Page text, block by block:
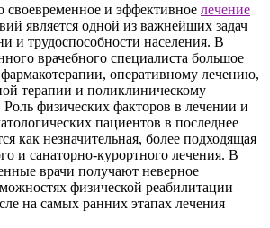
своевременное и эффективное лечение
является одной из важнейших задач
и трудоспособности населения. В
врачебного специалиста большое
оперативному лечению,
терапии и поликлиническому
физических факторов в лечении и
пациентов в последнее
как незначительная, более подходящая
и санаторно-курортного лечения. В
врачи получают неверное
физической реабилитации
на самых ранних этапах лечения